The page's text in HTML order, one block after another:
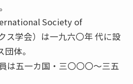
Society of
ス学会）は一九六〇年 代に設
体。
は五一カ国・三〇〇〇〜三五